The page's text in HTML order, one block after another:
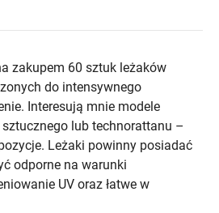
zakupem 60 sztuk leżaków
do intensywnego
Interesują mnie modele
lub technorattanu –
Leżaki powinny posiadać
odporne na warunki
UV oraz łatwe w